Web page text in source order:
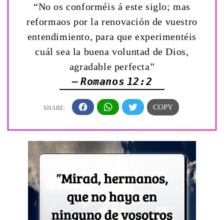
“No os conforméis á este siglo; mas
reformaos por la renovación de vuestro
entendimiento, para que experimentéis
cuál sea la buena voluntad de Dios,
agradable perfecta”
— Romanos 12:2